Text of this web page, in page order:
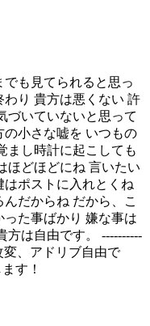
も見てられると思っ
り 貴方は悪くない 許
づいていないと思って
の小さな嘘を いつもの
まし時計に起こしても
ほどほどにね 言いたい
ポストに入れとくね
だからね だから、こ
た事ばかり 嫌な事は
は自由です。 ----------
変、アドリブ自由で
す！